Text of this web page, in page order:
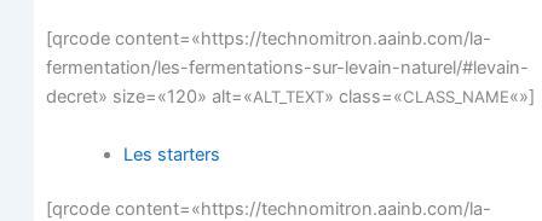
[qrcode content=«https://technomitron.aainb.com/la-
fermentation/les-fermentations-sur-levain-naturel/#levain-
decret» size=«120» alt=«ALT_TEXT» class=«CLASS_NAME«»]
Les star­ters
[qrcode content=«https://technomitron.aainb.com/la-